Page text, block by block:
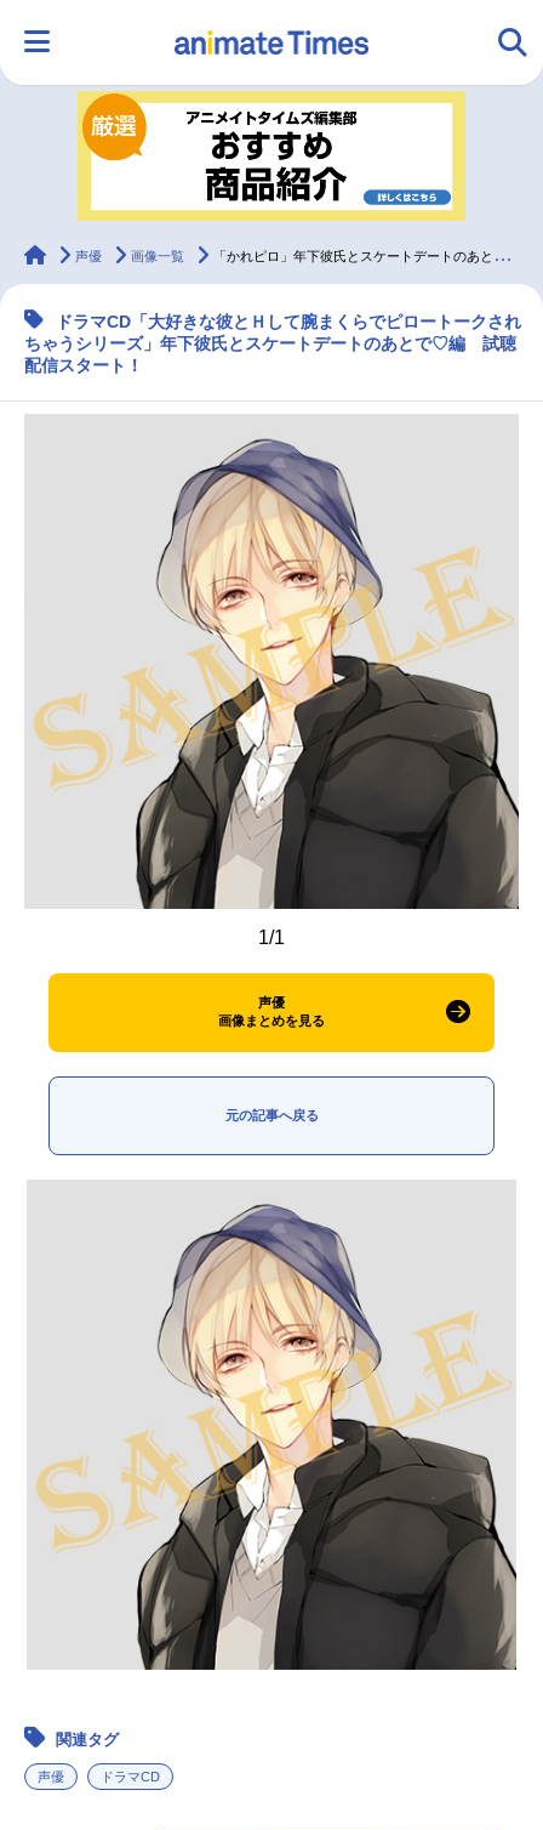
ランキング アニメ
ラジオ みんなの声
マンガ・ラノベ ゲーム・アプリ 音楽 コスプレ
声優記事一覧
実写化映画一覧
春アニメ 夏アニメ
秋アニメ 冬アニメ
男性声優/女性声優一覧
FOLLOW US
animateTimes
声優 画像一覧 「かれピロ」年下彼氏とスケートデートのあとで♡編試聴配信スタート
ドラマCD「大好きな彼とＨして腕まくらでピロートークされ
ちゃうシリーズ」年下彼氏とスケートデートのあとで♡編 試聴
配信スタート！
1/1
声優
画像まとめを見る
元の記事へ戻る
関連タグ
声優 ドラマCD